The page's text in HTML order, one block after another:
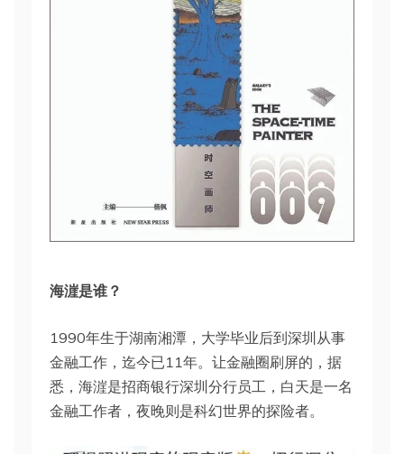
海漄是谁？
1990年生于湖南湘潭，大学毕业后到深圳从事
金融工作，迄今已11年。让金融圈刷屏的，据
悉，海漄是招商银行深圳分行员工，白天是一名
金融工作者，夜晚则是科幻世界的探险者。